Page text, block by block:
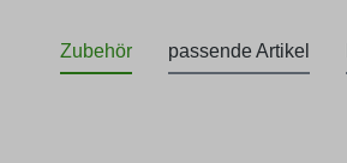
Zubehör passende Artikel